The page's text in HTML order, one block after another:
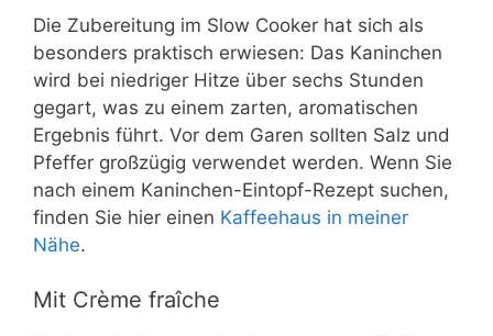
Die Zubereitung im Slow Cooker hat sich als
besonders praktisch erwiesen: Das Kaninchen
wird bei niedriger Hitze über sechs Stunden
gegart, was zu einem zarten, aromatischen
Ergebnis führt. Vor dem Garen sollten Salz und
Pfeffer großzügig verwendet werden. Wenn Sie
nach einem Kaninchen-Eintopf-Rezept suchen,
finden Sie hier einen Kaffeehaus in meiner
Nähe.
Mit Crème fraîche